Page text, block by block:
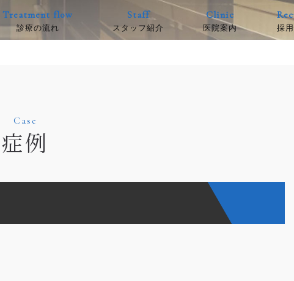
Treatment flow
診療の流れ
Staff
スタッフ紹介
Clinic
医院案内 採
Case
症例